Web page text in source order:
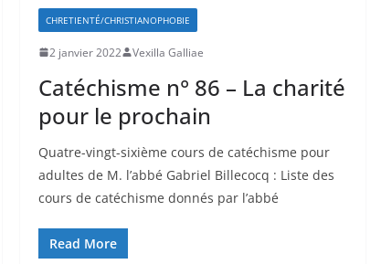
CHRETIENTÉ/CHRISTIANOPHOBIE
2 janvier 2022 Vexilla Galliae
Catéchisme n° 86 – La charité
pour le prochain
Quatre-vingt-sixième cours de catéchisme pour
adultes de M. l’abbé Gabriel Billecocq : Liste des
cours de catéchisme donnés par l’abbé
Read More